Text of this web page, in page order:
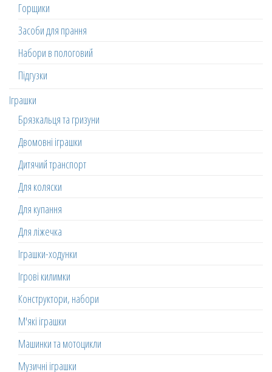
Горщики
Засоби для прання
Набори в пологовий
Підгузки
Іграшки
Брязкальця та гризуни
Двомовні іграшки
Дитячий транспорт
Для коляски
Для купання
Для ліжечка
Іграшки-ходунки
Ігрові килимки
Конструктори, набори
М'які іграшки
Машинки та мотоцикли
Музичні іграшки